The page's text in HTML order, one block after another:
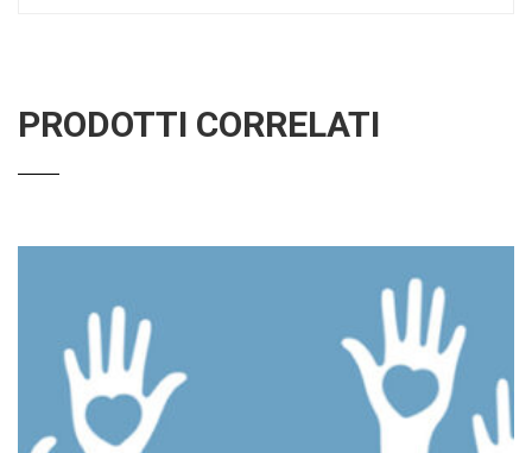
PRODOTTI CORRELATI